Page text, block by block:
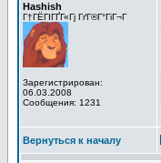
Hashish
Г†ГЁГІГҐГ«Гј ГґГ®Г°ГіГ¬Г
Зарегистрирован:
06.03.2008
Сообщения: 1231
Вернуться к началу